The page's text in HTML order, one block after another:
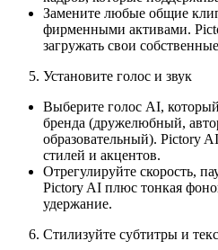
Замените любые общие
фирменными активами.
загружать свои
Установите голос и звук
Выберите голос AI,
бренда (дружелюбный,
образовательный). Pictory
стилей и акцентов.
Отрегулируйте скорость,
Pictory AI плюс тонкая
удержание.
Стилизуйте субтитры и